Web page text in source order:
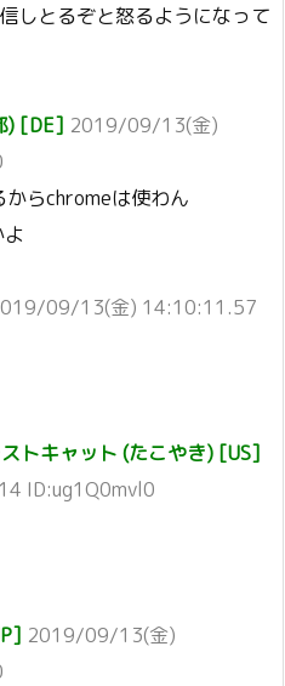
しとるぞと怒るようになって
) [DE] 2019/09/13(金)
らchromeは使わん
09/13(金) 14:10:11.57
トキャット (たこやき) [US]
ID:ug1Q0mvl0
2019/09/13(金)